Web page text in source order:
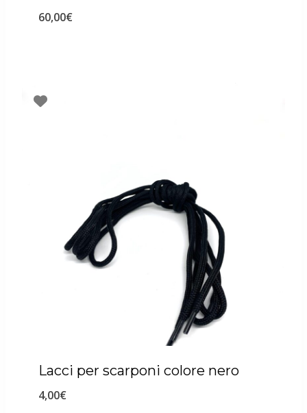
60,00€
Lacci per scarponi colore nero
4,00€